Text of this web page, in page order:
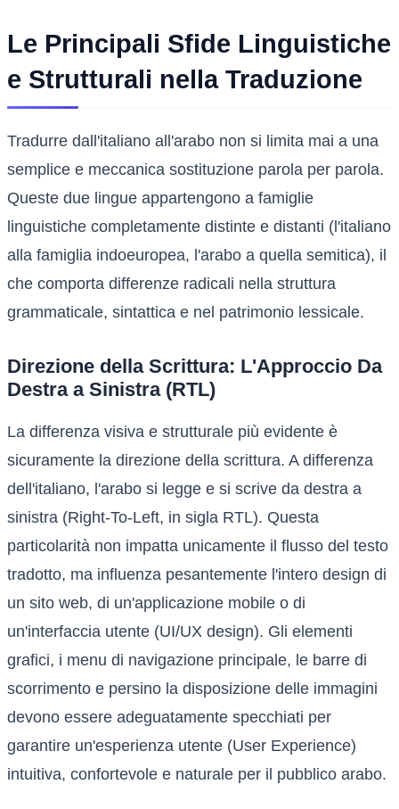
Le Principali Sfide Linguistiche
e Strutturali nella Traduzione
Tradurre dall'italiano all'arabo non si limita mai a una
semplice e meccanica sostituzione parola per parola.
Queste due lingue appartengono a famiglie
linguistiche completamente distinte e distanti (l'italiano
alla famiglia indoeuropea, l'arabo a quella semitica), il
che comporta differenze radicali nella struttura
grammaticale, sintattica e nel patrimonio lessicale.
Direzione della Scrittura: L'Approccio Da
Destra a Sinistra (RTL)
La differenza visiva e strutturale più evidente è
sicuramente la direzione della scrittura. A differenza
dell'italiano, l'arabo si legge e si scrive da destra a
sinistra (Right-To-Left, in sigla RTL). Questa
particolarità non impatta unicamente il flusso del testo
tradotto, ma influenza pesantemente l'intero design di
un sito web, di un'applicazione mobile o di
un'interfaccia utente (UI/UX design). Gli elementi
grafici, i menu di navigazione principale, le barre di
scorrimento e persino la disposizione delle immagini
devono essere adeguatamente specchiati per
garantire un'esperienza utente (User Experience)
intuitiva, confortevole e naturale per il pubblico arabo.